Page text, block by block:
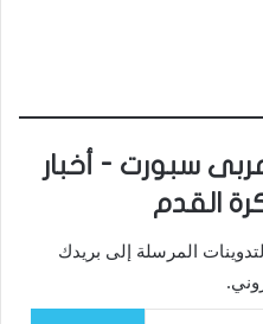
سبورت - أخبار
القدم
المرسلة إلى بريدك